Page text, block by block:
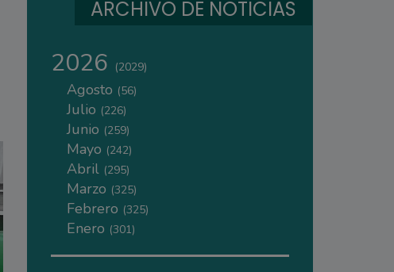
ARCHIVO DE NOTICIAS
2026 (2029)
Agosto (56)
Julio (226)
Junio (259)
Mayo (242)
Abril (295)
Marzo (325)
Febrero (325)
Enero (301)